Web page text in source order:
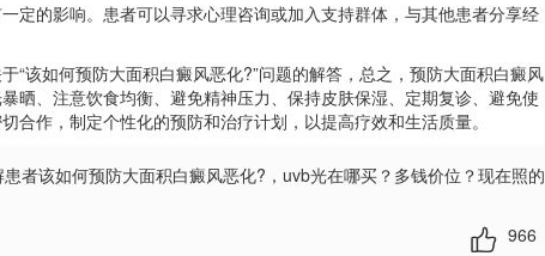
的影响。患者可以寻求心理咨询或加入支持群体，与其他患者分享经
“该如何预防大面积白癜风恶化?”问题的解答，总之，预防大面积白癜风
晒、注意饮食均衡、避免精神压力、保持皮肤保湿、定期复诊、避免使
合作，制定个性化的预防和治疗计划，以提高疗效和生活质量。
者该如何预防大面积白癜风恶化? ，uvb光在哪买？多钱价位？现在照的
966